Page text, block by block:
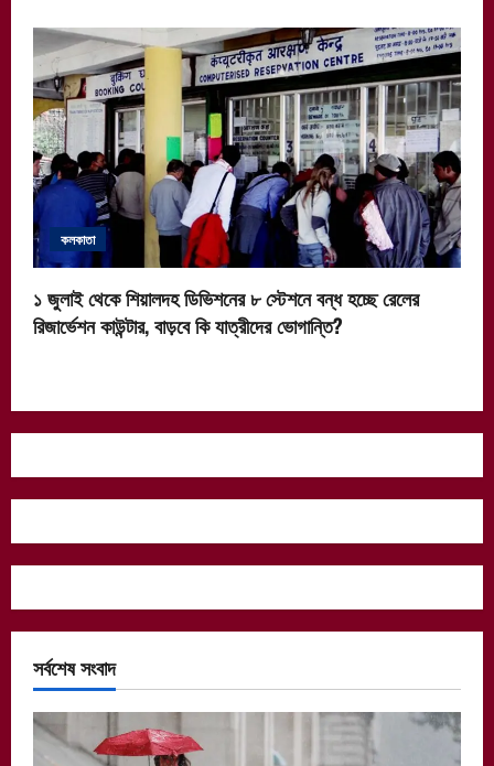
কলকাতা
১ জুলাই থেকে শিয়ালদহ ডিভিশনের ৮ স্টেশনে বন্ধ হচ্ছে রেলের
রিজার্ভেশন কাউন্টার, বাড়বে কি যাত্রীদের ভোগান্তি?
সর্বশেষ সংবাদ